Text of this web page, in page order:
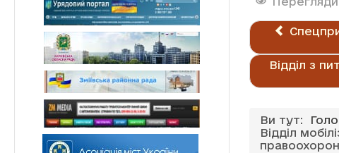
Відділ з
Ви тут:
Відділ